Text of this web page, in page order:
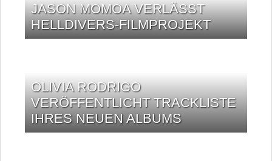
JASON MOMOA VERLÄSST
HELLDIVERS-FILMPROJEKT
OLIVIA RODRIGO
VERÖFFENTLICHT TRACKLISTE
IHRES NEUEN ALBUMS